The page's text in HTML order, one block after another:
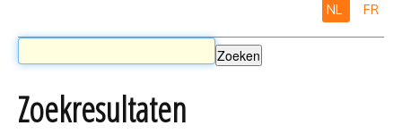
NL FR
Zoekresultaten